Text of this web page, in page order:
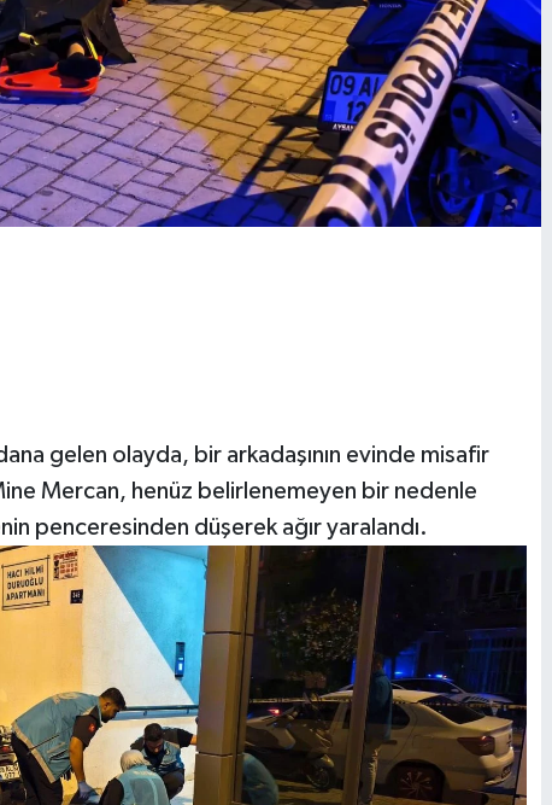
gelen olayda, bir arkadaşının evinde misafir
Mercan, henüz belirlenemeyen bir nedenle
penceresinden düşerek ağır yaralandı.